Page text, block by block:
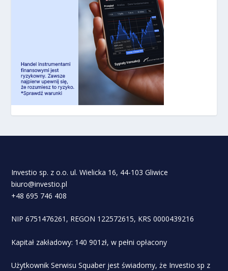
Investio sp. z o.o. ul. Wielicka 16, 44-103 Gliwice
biuro@investio.pl
+48 695 746 408
NIP 6751476261, REGON 122572615, KRS 0000439216
Kapitał zakładowy: 140 901zł, w pełni opłacony
Użytkownik Serwisu Squaber jest świadomy, że Investio sp z